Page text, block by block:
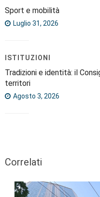
Sport e mobilità
Luglio 31, 2026
ISTITUZIONI
Tradizioni e identità: il
territori
Agosto 3, 2026
Correlati